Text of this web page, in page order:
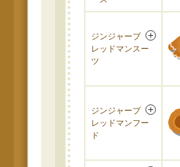
ジンジャーブ
レッドマンスー
ツ
ジンジャーブ
レッドマンフー
ド